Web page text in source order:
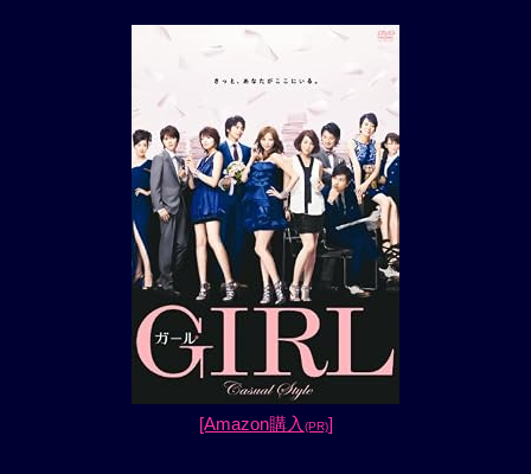
[Amazon購入 (PR)]